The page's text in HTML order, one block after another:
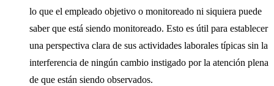
lo que el empleado objetivo o monitoreado ni siquiera puede
saber que está siendo monitoreado. Esto es útil para establecer
una perspectiva clara de sus actividades laborales típicas sin la
interferencia de ningún cambio instigado por la atención plena
de que están siendo observados.